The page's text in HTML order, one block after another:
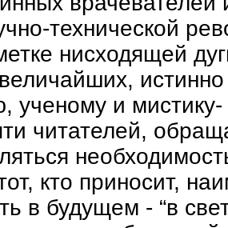
технической
нисходящей
ученому и
читателей,
кто приносит,
в будущем - “в